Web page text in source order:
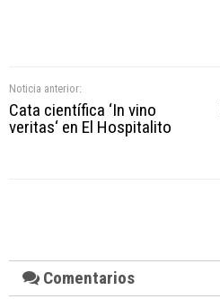
Noticia anterior:
Cata científica ‘In vino
veritas‘ en El Hospitalito
Comentarios